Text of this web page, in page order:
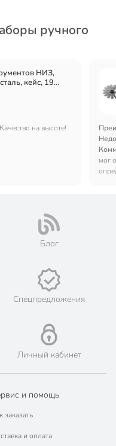
ручного
НИЗ,
кейс, 19
на высоте!
мог
Блог
Спецпредложения
Личный кабинет
и помощь
заказать
и оплата